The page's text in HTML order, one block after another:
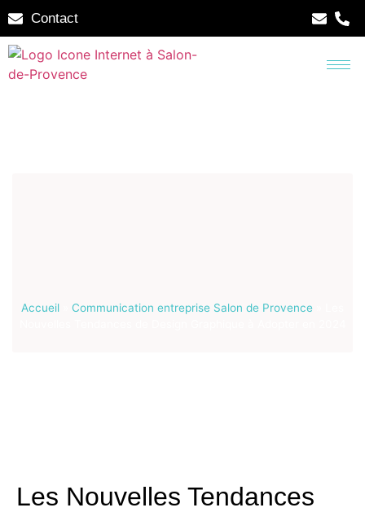
Contact
Accueil Communication entreprise Salon de Provence
Les Nouvelles Tendances